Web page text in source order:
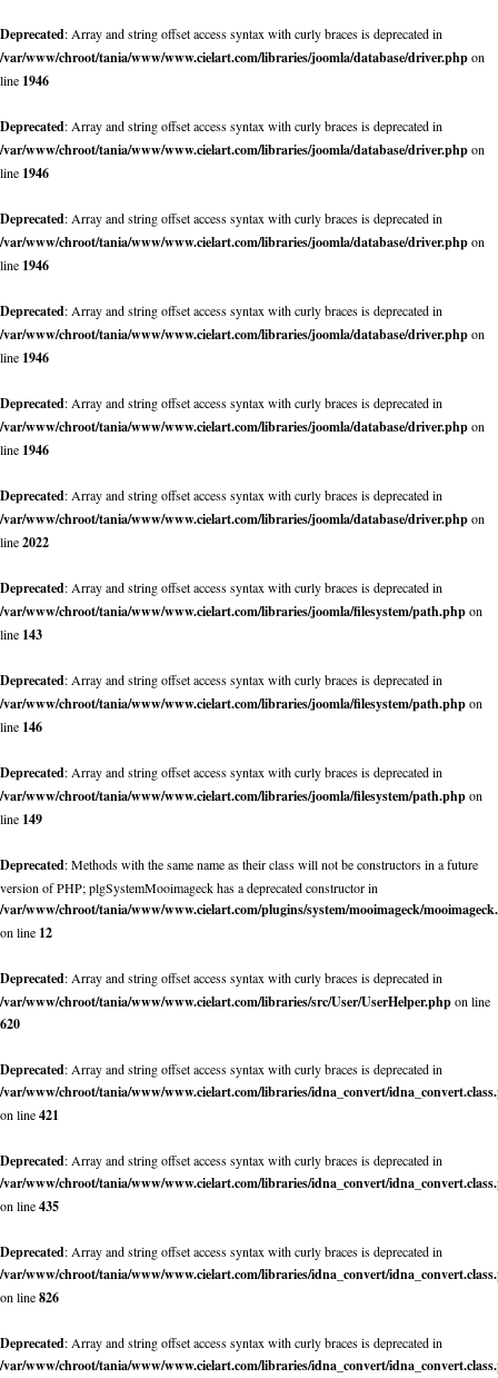
Deprecated: Array and string offset access syntax with curly braces is deprecated in
/var/www/chroot/tania/www/www.cielart.com/libraries/joomla/database/driver.phpon
line 1946
Deprecated: Array and string offset access syntax with curly braces is deprecated in
/var/www/chroot/tania/www/www.cielart.com/libraries/joomla/database/driver.phpon
line 1946
Deprecated: Array and string offset access syntax with curly braces is deprecated in
/var/www/chroot/tania/www/www.cielart.com/libraries/joomla/database/driver.phpon
line 1946
Deprecated: Array and string offset access syntax with curly braces is deprecated in
/var/www/chroot/tania/www/www.cielart.com/libraries/joomla/database/driver.phpon
line 1946
Deprecated: Array and string offset access syntax with curly braces is deprecated in
/var/www/chroot/tania/www/www.cielart.com/libraries/joomla/database/driver.phpon
line 1946
Deprecated: Array and string offset access syntax with curly braces is deprecated in
/var/www/chroot/tania/www/www.cielart.com/libraries/joomla/database/driver.phpon
line2022
Deprecated: Array and string offset access syntax with curly braces is deprecated in
/var/www/chroot/tania/www/www.cielart.com/libraries/joomla/filesystem/path.phpon
line 143
Deprecated: Array and string offset access syntax with curly braces is deprecated in
/var/www/chroot/tania/www/www.cielart.com/libraries/joomla/filesystem/path.phpon
line 146
Deprecated: Array and string offset access syntax with curly braces is deprecated in
/var/www/chroot/tania/www/www.cielart.com/libraries/joomla/filesystem/path.phpon
line 149
Deprecated: Methods with the same name as their class will not be constructors in a future
version of PHP; plgSystemMooimageck has a deprecated constructor in
/var/www/chroot/tania/www/www.cielart.com/plugins/system/mooimageck/
on line 12
Deprecated: Array and string offset access syntax with curly braces is deprecated in
/var/www/chroot/tania/www/www.cielart.com/libraries/src/User/UserHelper.phpon line
620
Deprecated: Array and string offset access syntax with curly braces is deprecated in
/var/www/chroot/tania/www/www.cielart.com/libraries/idna_convert/
on line421
Deprecated: Array and string offset access syntax with curly braces is deprecated in
/var/www/chroot/tania/www/www.cielart.com/libraries/idna_convert/
on line435
Deprecated: Array and string offset access syntax with curly braces is deprecated in
/var/www/chroot/tania/www/www.cielart.com/libraries/idna_convert/
on line826
Deprecated: Array and string offset access syntax with curly braces is deprecated in
/var/www/chroot/tania/www/www.cielart.com/libraries/idna_convert/